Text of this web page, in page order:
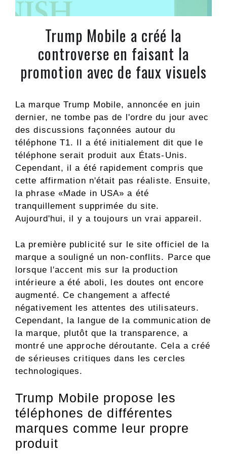
Trump Mobile a créé la
controverse en faisant la
promotion avec de faux visuels
La marque Trump Mobile, annoncée en juin
dernier, ne tombe pas de l'ordre du jour avec
des discussions façonnées autour du
téléphone T1. Il a été initialement dit que le
téléphone serait produit aux États-Unis.
Cependant, il a été rapidement compris que
cette affirmation n'était pas réaliste. Ensuite,
la phrase «Made in USA» a été
tranquillement supprimée du site.
Aujourd'hui, il y a toujours un vrai appareil.
La première publicité sur le site officiel de la
marque a souligné un non-conflits. Parce que
lorsque l'accent mis sur la production
intérieure a été aboli, les doutes ont encore
augmenté. Ce changement a affecté
négativement les attentes des utilisateurs.
Cependant, la langue de la communication de
la marque, plutôt que la transparence, a
montré une approche déroutante. Cela a créé
de sérieuses critiques dans les cercles
technologiques.
Trump Mobile propose les
téléphones de différentes
marques comme leur propre
produit